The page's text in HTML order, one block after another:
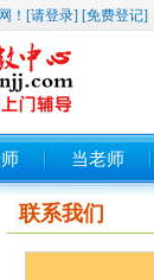
！ [请登录] [免费登记]
当老师
联系我们